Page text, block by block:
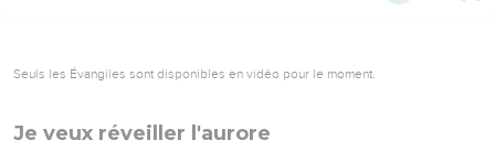
Seuls les Évangiles sont disponibles en vidéo pour le moment.
Je veux réveiller l'aurore